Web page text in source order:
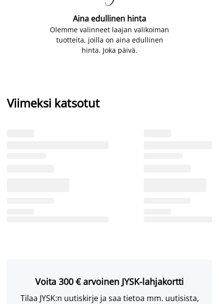
Aina edullinen hinta
Olemme valinneet laajan valikoiman
tuotteita, joilla on aina edullinen
hinta. Joka päivä.
Viimeksi katsotut
Voita 300 € arvoinen JYSK-lahjakortti
Tilaa JYSK:n uutiskirje ja saa tietoa mm. uutisista,